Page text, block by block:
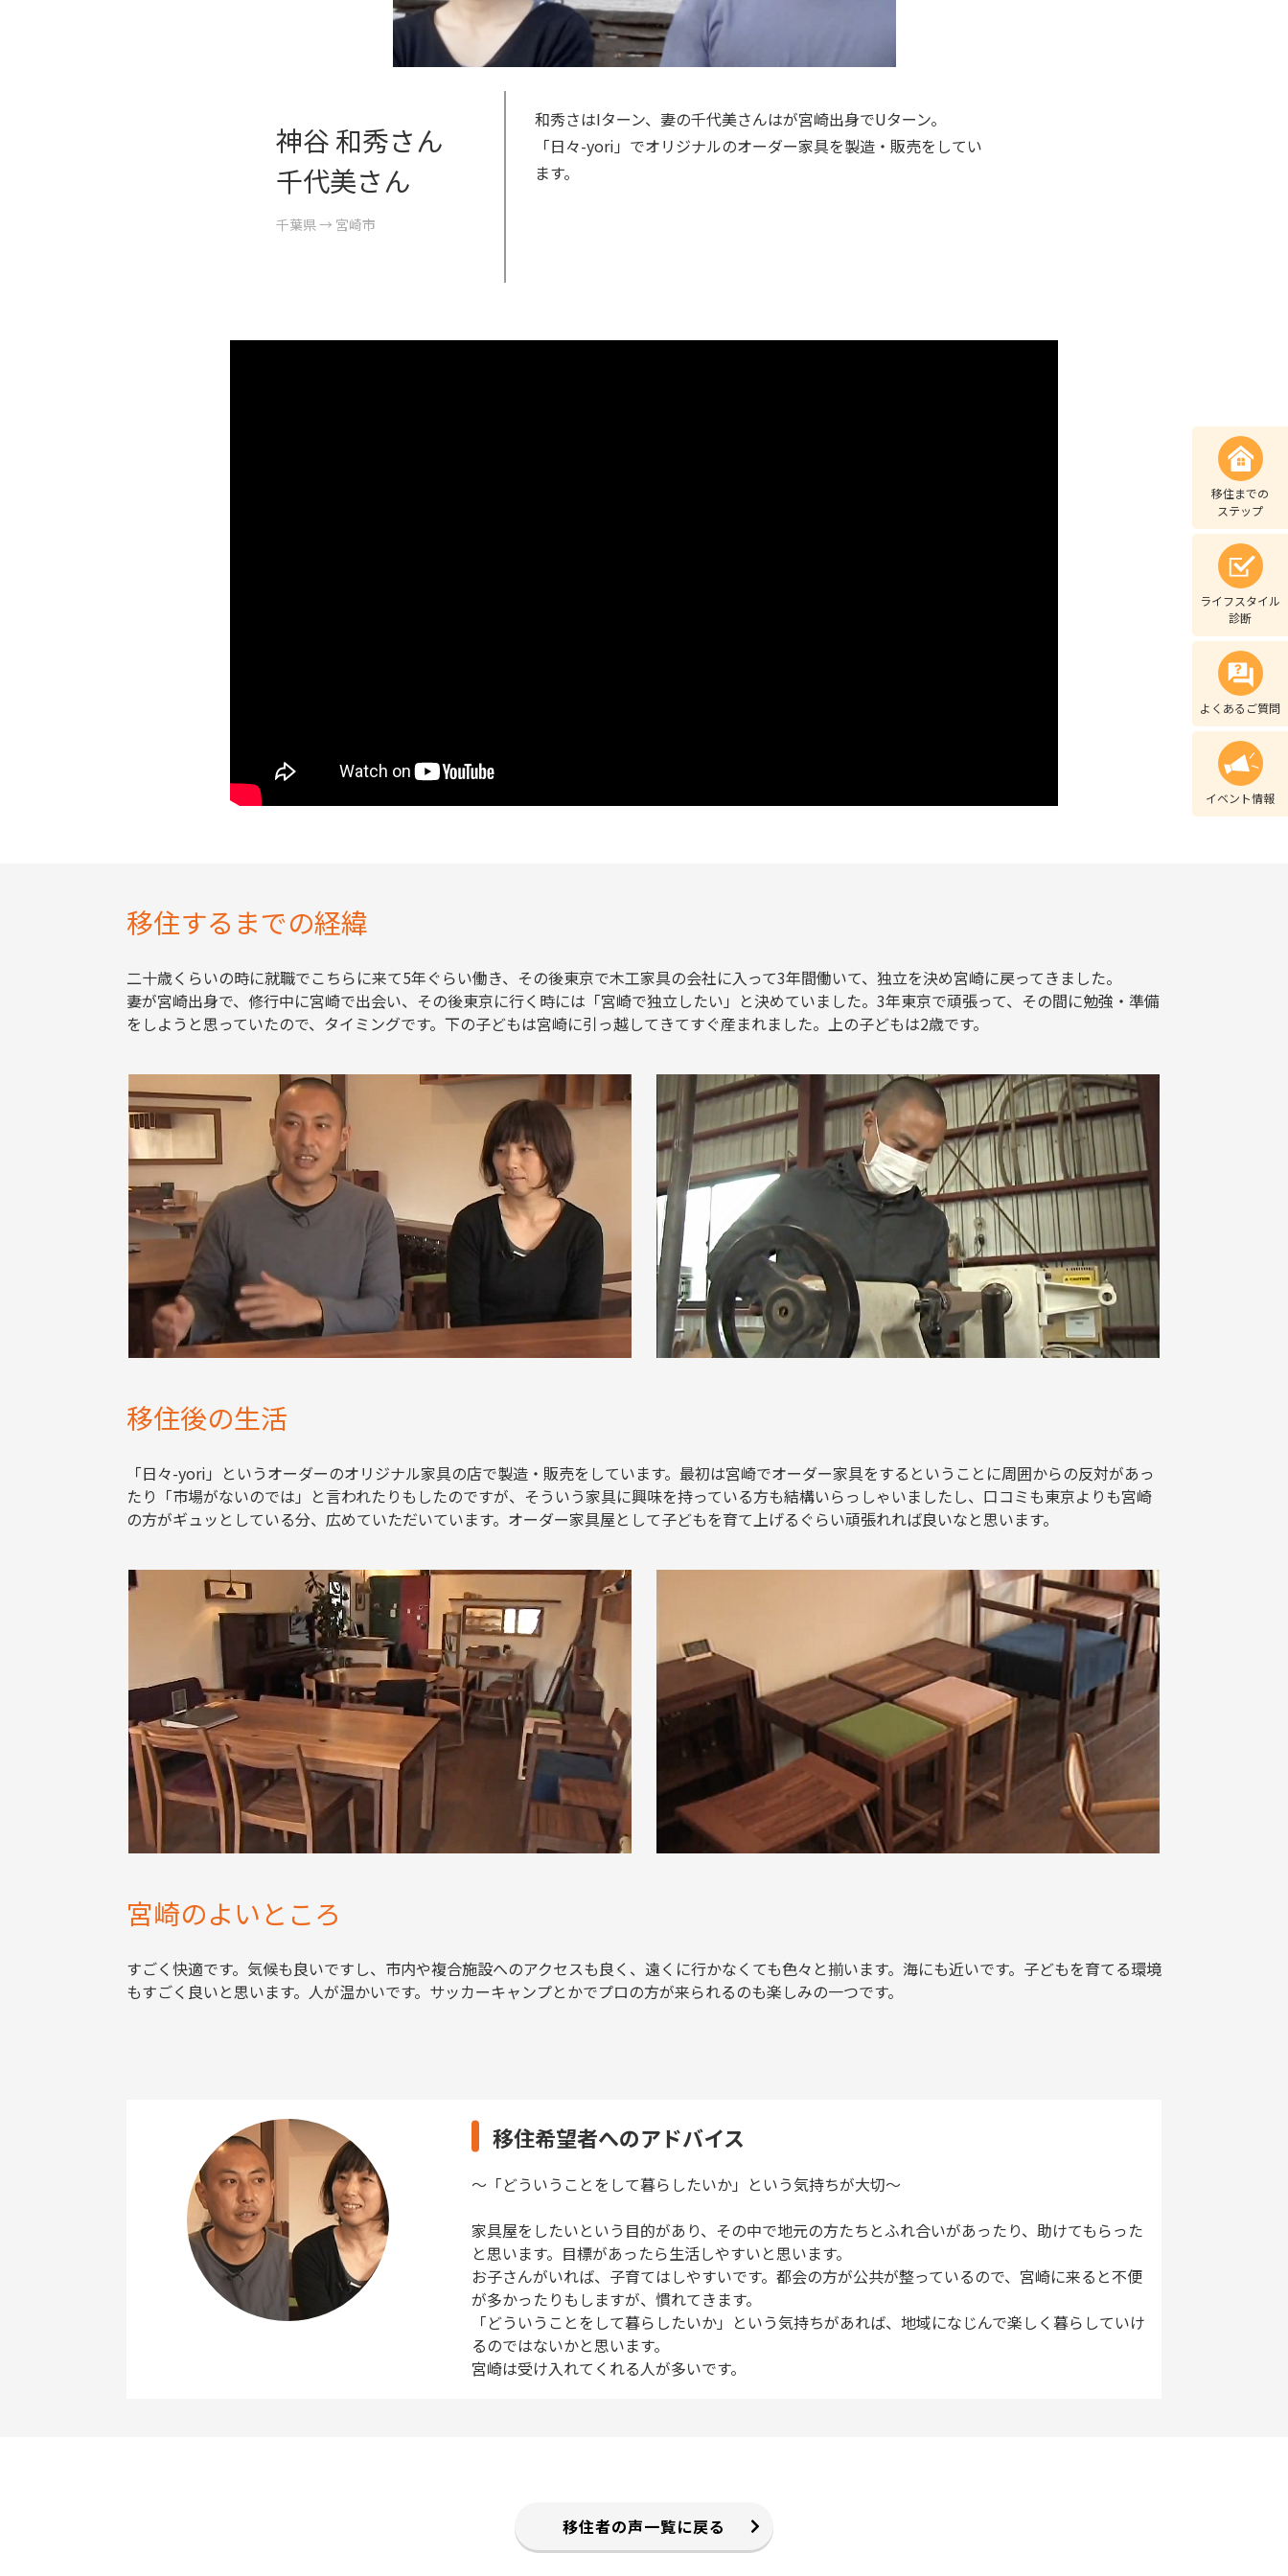
神谷 和秀さん
千代美さん
千葉県 → 宮崎市
和秀さはIターン、妻の千代美さんはが宮崎出身でUターン。
「日々-yori」でオリジナルのオーダー家具を製造・販売をしてい
ます。
移住するまでの経緯
二十歳くらいの時に就職でこちらに来て5年ぐらい働き、その後東京で木工家具の会社に入って3年間働いて、独立を決め宮崎に戻ってきました。
妻が宮崎出身で、修行中に宮崎で出会い、その後東京に行く時には「宮崎で独立したい」と決めていました。3年東京で頑張って、その間に勉強・準備
をしようと思っていたので、タイミングです。下の子どもは宮崎に引っ越してきてすぐ産まれました。上の子どもは2歳です。
移住後の生活
「日々-yori」というオーダーのオリジナル家具の店で製造・販売をしています。最初は宮崎でオーダー家具をするということに周囲からの反対があっ
たり「市場がないのでは」と言われたりもしたのですが、そういう家具に興味を持っている方も結構いらっしゃいましたし、口コミも東京よりも宮崎
の方がギュッとしている分、広めていただいています。オーダー家具屋として子どもを育て上げるぐらい頑張れれば良いなと思います。
宮崎のよいところ
すごく快適です。気候も良いですし、市内や複合施設へのアクセスも良く、遠くに行かなくても色々と揃います。海にも近いです。子どもを育てる環境
もすごく良いと思います。人が温かいです。サッカーキャンプとかでプロの方が来られるのも楽しみの一つです。
移住希望者へのアドバイス
～「どういうことをして暮らしたいか」という気持ちが大切～
家具屋をしたいという目的があり、その中で地元の方たちとふれ合いがあったり、助けてもらった
と思います。目標があったら生活しやすいと思います。
お子さんがいれば、子育てはしやすいです。都会の方が公共が整っているので、宮崎に来ると不便
が多かったりもしますが、慣れてきます。
「どういうことをして暮らしたいか」という気持ちがあれば、地域になじんで楽しく暮らしていけ
るのではないかと思います。
宮崎は受け入れてくれる人が多いです。
移住者の声一覧に戻る
移住までの
ステップ
ライフスタイル
診断
よくあるご質問
イベント情報